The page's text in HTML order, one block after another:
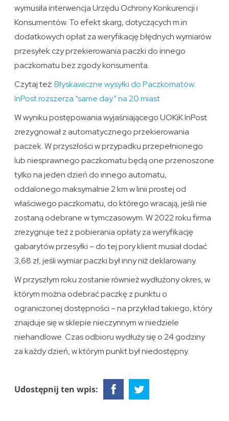
wymusiła interwencja Urzędu Ochrony Konkurencji i
Konsumentów. To efekt skarg, dotyczących m.in
dodatkowych opłat za weryfikację błędnych wymiarów
przesyłek czy przekierowania paczki do innego
paczkomatu bez zgody konsumenta.
Czytaj też:Błyskawiczne wysyłki do Paczkomatów:
InPost rozszerza “same day” na 20 miast
W wyniku postępowania wyjaśniającego UOKiK InPost
zrezygnował z automatycznego przekierowania
paczek. W przyszłości w przypadku przepełnionego
lub niesprawnego paczkomatu będą one przenoszone
tylko na jeden dzień do innego automatu,
oddalonego maksymalnie 2 km w linii prostej od
właściwego paczkomatu, do którego wracają, jeśli nie
zostaną odebrane w tymczasowym. W 2022 roku firma
zrezygnuje też z pobierania opłaty za weryfikację
gabarytów przesyłki – do tej pory klient musiał dodać
3,68 zł, jeśli wymiar paczki był inny niż deklarowany.
W przyszłym roku zostanie również wydłużony okres, w
którym można odebrać paczkę z punktu o
ograniczonej dostępności – na przykład takiego, który
znajduje się w sklepie nieczynnym w niedziele
niehandlowe. Czas odbioru wydłuży się o 24 godziny
za każdy dzień, w którym punkt był niedostępny.
Udostępnij ten wpis: